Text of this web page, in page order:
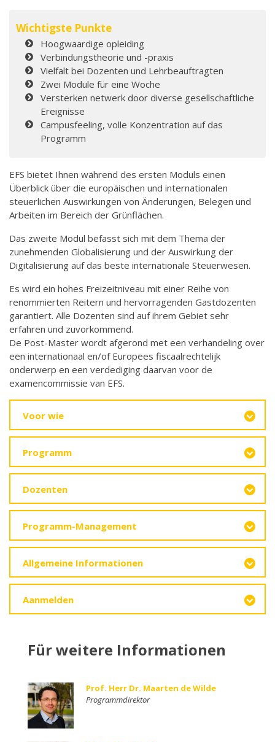
Wichtigste Punkte
Hoogwaardige opleiding
Verbindungstheorie und -praxis
Vielfalt bei Dozenten und Lehrbeauftragten
Zwei Module für eine Woche
Versterken netwerk door diverse gesellschaftliche
Ereignisse
Campusfeeling, volle Konzentration auf das
Programm
EFS bietet Ihnen während des ersten Moduls einen
Überblick über die europäischen und internationalen
steuerlichen Auswirkungen von Änderungen, Belegen und
Arbeiten im Bereich der Grünflächen.
Das zweite Modul befasst sich mit dem Thema der
zunehmenden Globalisierung und der Auswirkung der
Digitalisierung auf das beste internationale Steuerwesen.
Es wird ein hohes Freizeitniveau mit einer Reihe von
renommierten Reitern und hervorragenden Gastdozenten
garantiert. Alle Dozenten sind auf ihrem Gebiet sehr
erfahren und zuvorkommend.
De Post-Master wordt afgerond met een verhandeling over
een internationaal en/of Europees fiscaalrechtelijk
onderwerp en een verdediging daarvan voor de
examencommissie van EFS.
Voor wie
Programm
Dozenten
Programm-Management
Allgemeine Informationen
Aanmelden
Für weitere Informationen
Prof. Herr Dr. Maarten de Wilde
Programmdirektor